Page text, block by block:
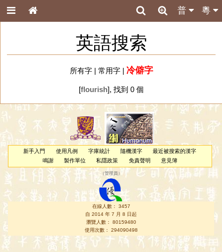
粵
普
英語搜索
所有字| 常用字| 冷僻字
[flourish], 找到 0 個
新手入門 使用凡例 字庫統計 隨機漢字
最近被搜索的漢字
鳴謝
製作單位 私隱政策 免責聲明 意見簿
（管理員 ）
在線人數： 3457
自 2014 年 7 月 8 日起
瀏覽人數： 80159480
使用次數： 294090498